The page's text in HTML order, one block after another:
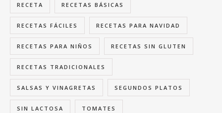
RECETA RECETAS BÁSICAS
RECETAS FÁCILES RECETAS PARA NAVIDAD
RECETAS PARA NIÑOS RECETAS SIN GLUTEN
RECETAS TRADICIONALES
SALSAS Y VINAGRETAS SEGUNDOS PLATOS
SIN LACTOSA TOMATES